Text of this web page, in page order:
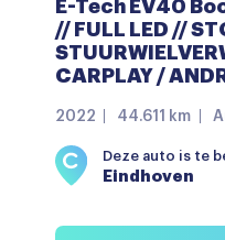
E-Tech EV40
// FULL LED //
CARPLAY /
2022 44.611 km
Deze auto is te
Eindhoven